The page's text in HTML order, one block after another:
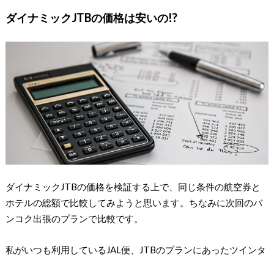
ダイナミックJTBの価格は安いの!?
ダイナミックJTBの価格を検証する上で、同じ条件の航空券と
ホテルの総額で比較してみようと思います。ちなみに次回のバ
ンコク出張のプランで比較です。
私がいつも利用しているJAL便、JTBのプランにあったツインタ